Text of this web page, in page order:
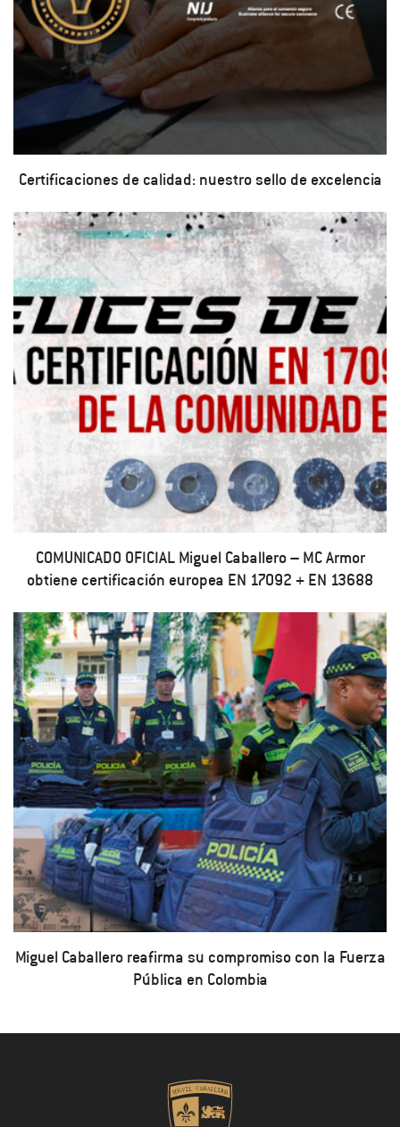
Certificaciones de calidad: nuestro sello de excelencia
COMUNICADO OFICIAL Miguel Caballero – MC Armor
obtiene certificación europea EN 17092 + EN 13688
Miguel Caballero reafirma su compromiso con la Fuerza
Pública en Colombia